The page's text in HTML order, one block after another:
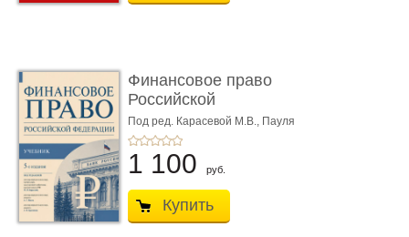
Финансовое право
Российской
Федерации. 5-е изд�
...
Под ред. Карасевой М.В., Пауля
А.Г., Красюкова А.В.
1 100 руб.
Купить